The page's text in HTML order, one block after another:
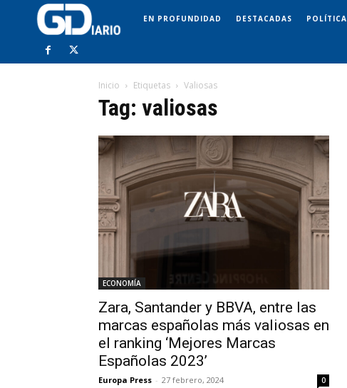
EN PROFUNDIDAD DESTACADAS POLÍTICA
Inicio Etiquetas Valiosas
Tag: valiosas
ECONOMÍA
Zara, Santander y BBVA, entre las
marcas españolas más valiosas en
el ranking ‘Mejores Marcas
Españolas 2023’
Europa Press - 27 febrero, 2024 0